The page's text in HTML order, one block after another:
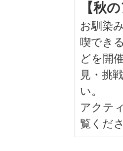
【秋
お馴染
喫でき
どを開
見・挑
い。
アクテ
覧くだ